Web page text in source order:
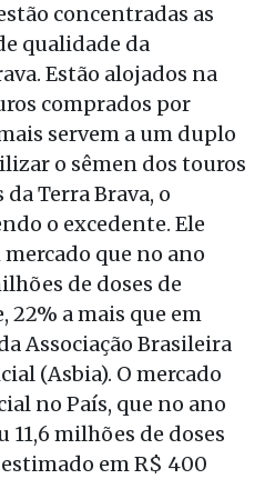
concentradas as
qualidade da
Estão alojados na
comprados por
servem a um duplo
o sêmen dos touros
Terra Brava, o
o excedente. Ele
que no ano
de doses de
22% a mais que em
Associação Brasileira
(Asbia). O mercado
no País, que no ano
11,6 milhões de doses
em R$ 400